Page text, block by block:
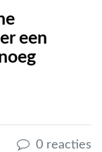
een
0 reacties